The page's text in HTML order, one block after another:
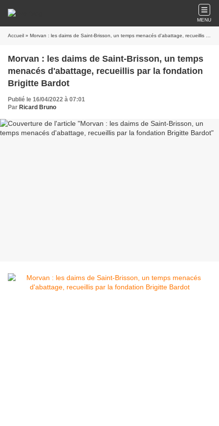
MENU
Accueil » Morvan : les daims de Saint-Brisson, un temps menacés d'abattage, recueillis par la fondation Brigitte Bardot
Morvan : les daims de Saint-Brisson, un temps
menacés d'abattage, recueillis par la fondation
Brigitte Bardot
Publié le 16/04/2022 à 07:01
Par Ricard Bruno